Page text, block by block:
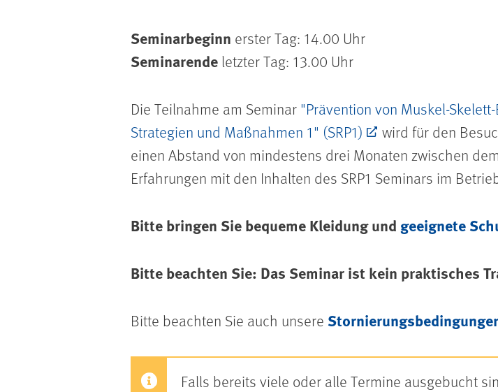
Seminarbeginn erster Tag: 14.00 Uhr
Seminarende letzter Tag: 13.00 Uhr
Die Teilnahme am Seminar "Prävention von Muskel-
Strategien und Maßnahmen 1" (SRP1)
wird für den
einen Abstand von mindestens drei Monaten zwischen
Erfahrungen mit den Inhalten des SRP1 Seminars im
Bitte bringen Sie bequeme Kleidung und geeignete
Bitte beachten Sie: Das Seminar ist kein praktisches
Bitte beachten Sie auch unsere
Falls bereits viele oder alle Termine ausgebucht